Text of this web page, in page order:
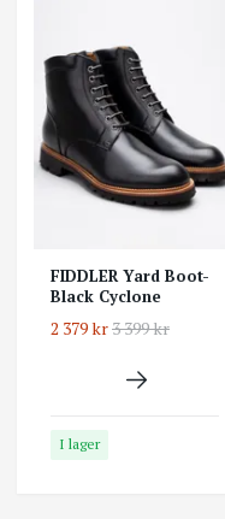
FIDDLER Yard Boot-
Black Cyclone
2 379 kr3 399 kr
I lager